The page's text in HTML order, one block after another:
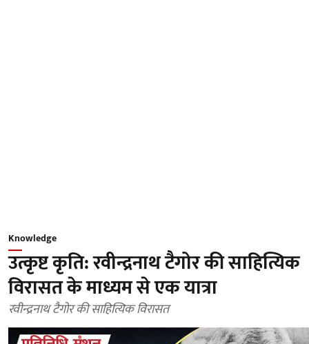
Knowledge
उत्कृष्ट कृति: रवीन्द्रनाथ टैगोर की साहित्यिक
विरासत के माध्यम से एक यात्रा
रवीन्द्रनाथ टैगोर की साहित्यिक विरासत